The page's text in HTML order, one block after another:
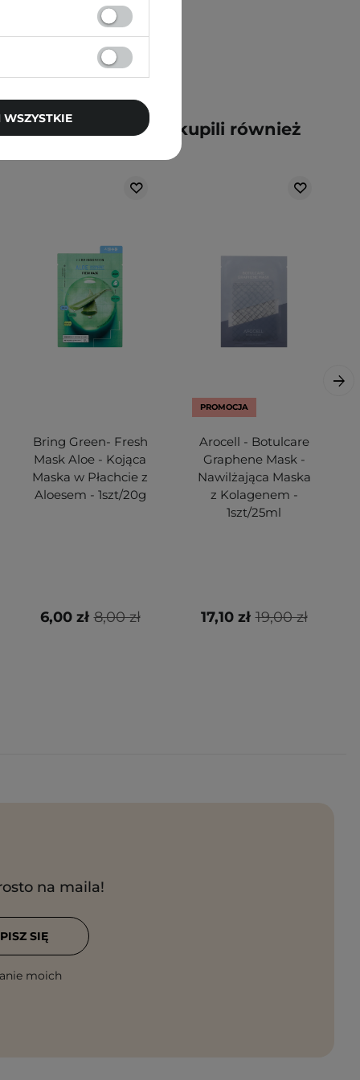
kupili ten produkt, kupili również
Bring Green- Fresh
Mask Aloe - Kojąca
Maska w Płachcie z
Aloesem - 1szt/20g
8,00 zł
6,00 zł
PROMOCJA
Arocell - Botulcare
Graphene Mask -
Nawilżająca Maska
z Kolagenem -
1szt/25ml
19,00 zł
17,10 zł
na maila!
moich
SIĘ